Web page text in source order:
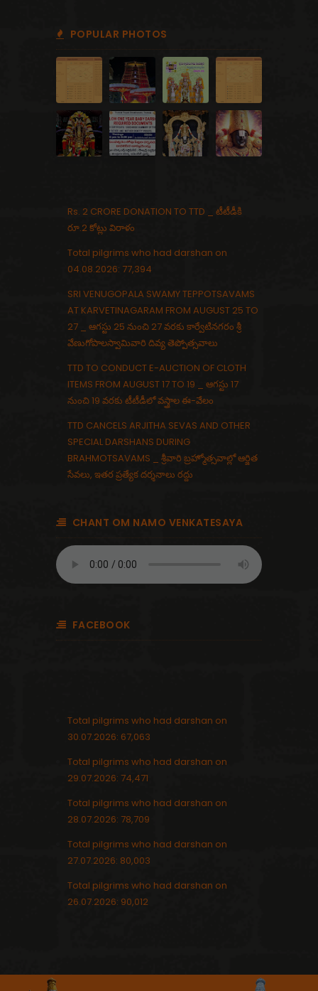
POPULAR PHOTOS
Rs. 2 CRORE DONATION TO TTD _ టీటీడీకి
రూ.2 కోట్లు విరాళం
Total pilgrims who had darshan on
04.08.2026: 77,394
SRI VENUGOPALA SWAMY TEPPOTSAVAMS
AT KARVETINAGARAM FROM AUGUST 25 TO
27 _ ఆగస్టు 25 నుంచి 27 వరకు కార్వేటినగరం శ్రీ
వేణుగోపాలస్వామివారి దివ్య తెప్పోత్సవాలు
TTD TO CONDUCT E-AUCTION OF CLOTH
ITEMS FROM AUGUST 17 TO 19 _ ఆగస్టు 17
నుంచి 19 వరకు టీటీడీలో వస్త్రాల ఈ-వేలం
TTD CANCELS ARJITHA SEVAS AND OTHER
SPECIAL DARSHANS DURING
BRAHMOTSAVAMS _ శ్రీవారి బ్రహ్మోత్సవాల్లో ఆర్జిత
సేవలు, ఇతర ప్రత్యేక దర్శనాలు రద్దు
CHANT OM NAMO VENKATESAYA
FACEBOOK
Total pilgrims who had darshan on
30.07.2026: 67,063
Total pilgrims who had darshan on
29.07.2026: 74,471
Total pilgrims who had darshan on
28.07.2026: 78,709
Total pilgrims who had darshan on
27.07.2026: 80,003
Total pilgrims who had darshan on
26.07.2026: 90,012